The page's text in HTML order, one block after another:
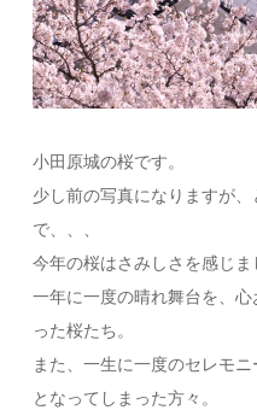
小田原城の桜です。
少し前の写真になりますが
で、、、
今年の桜はさみしさを感じま
一年に一度の晴れ舞台を、
った桜たち。
また、一生に一度のセレモ
となってしまった方々。